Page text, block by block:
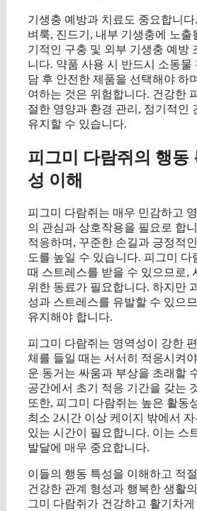
기생충 예방과 치료도 중요합니
벼룩, 진드기, 내부 기생충에 노출
기적인 구충 및 외부 기생충 예방
니다. 약품 사용 시 반드시 소동물
담 후 안전한 제품을 선택해야 하
여하는 것은 위험합니다. 건강한
절한 영양과 환경 관리, 정기적인
유지할 수 있습니다.
피그미 다람쥐의 행동
성 이해
피그미 다람쥐는 매우 민감하고
의 관심과 상호작용을 필요로 합
적응하며, 꾸준한 손길과 긍정적
도를 높일 수 있습니다. 피그미 다
때 스트레스를 받을 수 있으므로,
위한 동료가 필요합니다. 하지만
성과 스트레스를 유발할 수 있으
유지해야 합니다.
피그미 다람쥐는 영역성이 강한
체를 들일 때는 서서히 적응시켜
운 동거는 싸움과 부상을 초래할
공간에서 초기 적응 기간을 갖는
또한, 피그미 다람쥐는 높은 활동
최소 2시간 이상 케이지 밖에서
있는 시간이 필요합니다. 이는 스
발달에 매우 중요합니다.
이들의 행동 특성을 이해하고 적
건강한 관계 형성과 행복한 생활
그미 다람쥐가 건강하고 활기차